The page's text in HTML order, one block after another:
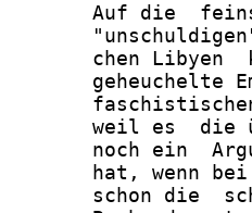
Auf die
chen Libyen
geheuchelte
weil es  die
noch ein
hat, wenn
schon die